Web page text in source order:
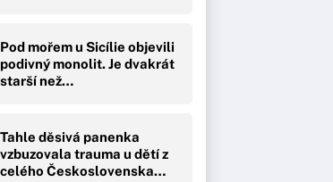
Pod mořem u Sicílie objevili
podivný monolit. Je dvakrát
starší než…
Tahle děsivá panenka
vzbuzovala trauma u dětí z
celého Československa…